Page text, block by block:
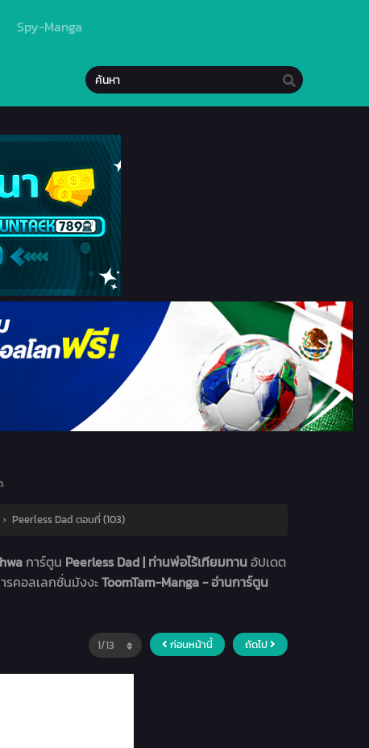
Spy-Manga
› Peerless Dad ตอนที่ (103)
การ์ตูน Peerless Dad | ท่านพ่อไร้เทียมทานอัปเดต
รคอลเลกชั่นมังงะToomTam-Manga - อ่านการ์ตูน
ก่อนหน้านี้ ถัดไป